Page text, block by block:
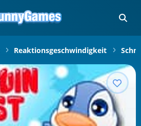
Reaktionsgeschwindigkeit